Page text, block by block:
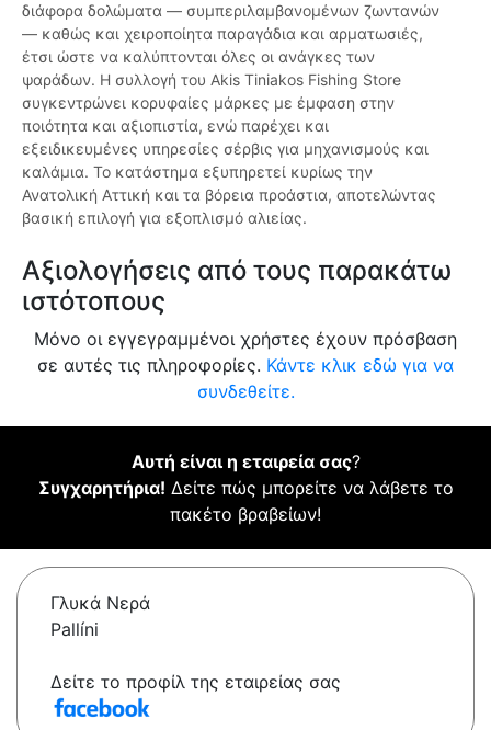
διάφορα δολώματα — συμπεριλαμβανομένων ζωντανών
— καθώς και χειροποίητα παραγάδια και αρματωσιές,
έτσι ώστε να καλύπτονται όλες οι ανάγκες των
ψαράδων. Η συλλογή του Akis Tiniakos Fishing Store
συγκεντρώνει κορυφαίες μάρκες με έμφαση στην
ποιότητα και αξιοπιστία, ενώ παρέχει και
εξειδικευμένες υπηρεσίες σέρβις για μηχανισμούς και
καλάμια. Το κατάστημα εξυπηρετεί κυρίως την
Ανατολική Αττική και τα βόρεια προάστια, αποτελώντας
βασική επιλογή για εξοπλισμό αλιείας.
Αξιολογήσεις από τους παρακάτω
ιστότοπους
Μόνο οι εγγεγραμμένοι χρήστες έχουν πρόσβαση
σε αυτές τις πληροφορίες. Κάντε κλικ εδώ για να
συνδεθείτε.
Αυτή είναι η εταιρεία σας?
Συγχαρητήρια! Δείτε πώς μπορείτε να λάβετε το
πακέτο βραβείων!
Γλυκά Νερά
Pallíni
Δείτε το προφίλ της εταιρείας σας